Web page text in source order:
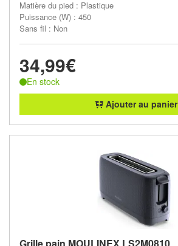
Matière du pied : Plastique
Puissance (W) : 450
Sans fil : Non
34,99€
En stock
Ajouter au panier
Grille pain MOULINEX LS2M0810